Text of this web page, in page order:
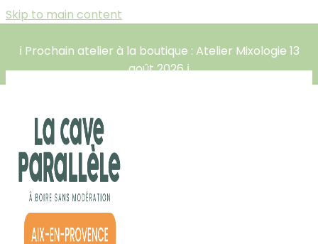
Skip to main content
ℹ️ Prochain atelier à la boutique : Atelier Mixologie 13
août 2026 ℹ️